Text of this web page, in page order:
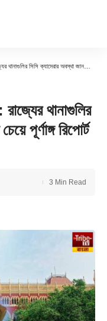
অবস্থা জানতে চেয়ে পূর্ণাঙ্গ রিপোর্ট পেশের নির্দেশ হাইকোর্টের
থানাগুলির
পূর্ণাঙ্গ রিপোর্ট
3 Min Read